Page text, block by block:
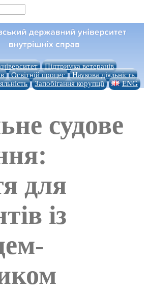
Підтримка ветеранів
Освітній процес
Наукова діяльність
Запобігання корупції ENG
судове
для
із